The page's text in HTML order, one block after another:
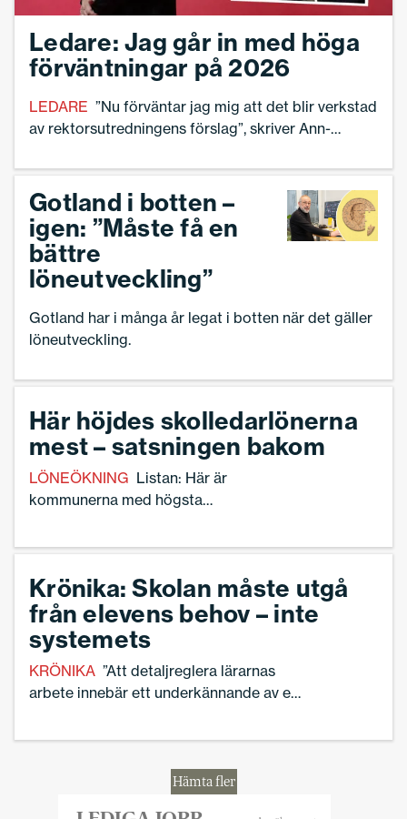
Ledare: Jag går in med höga
förväntningar på 2026
LEDARE ”Nu förväntar jag mig att det blir verkstad
av rektorsutredningens förslag”, skriver Ann-
Sveriges Skolledare.
Gotland i botten –
igen: ”Måste få en
bättre
löneutveckling”
Gotland har i många år legat i botten när det gäller
löneutveckling.
Här höjdes skolledarlönerna
mest – satsningen bakom
LÖNEÖKNING Listan: Här är
kommunerna med högsta
Krönika: Skolan måste utgå
från elevens behov – inte
systemets
KRÖNIKA ”Att detaljreglera lärarnas
arbete innebär ett underkännande av en
sig själva, tillsammans med sin rektor”,
Hämta fler